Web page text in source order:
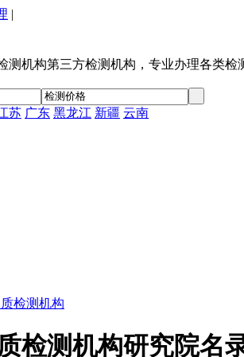
|
测机构第三方检测机构，专业办理各类检
苏 广东 黑龙江 新疆 云南
检测机构
检测机构研究院名